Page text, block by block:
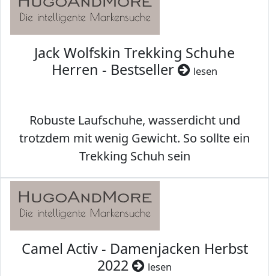
Jack Wolfskin Trekking Schuhe
Herren - Bestseller
lesen
Robuste Laufschuhe, wasserdicht und
trotzdem mit wenig Gewicht. So sollte ein
Trekking Schuh sein
Camel Activ - Damenjacken Herbst
2022
lesen